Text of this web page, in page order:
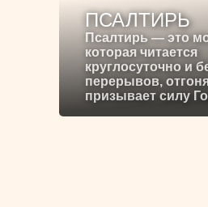
ПСАЛТИРЬ
Псалтирь — это
которая читается
круглосуточно и
перерывов,
призывает силу